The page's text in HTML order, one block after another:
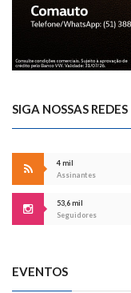
SIGA NOSSAS REDES
4 mil
Assinantes
53,6 mil
Seguidores
EVENTOS